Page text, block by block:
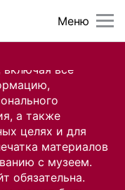
все
а также
целях и для
материалов
с музеем.
обязательна.
Меню